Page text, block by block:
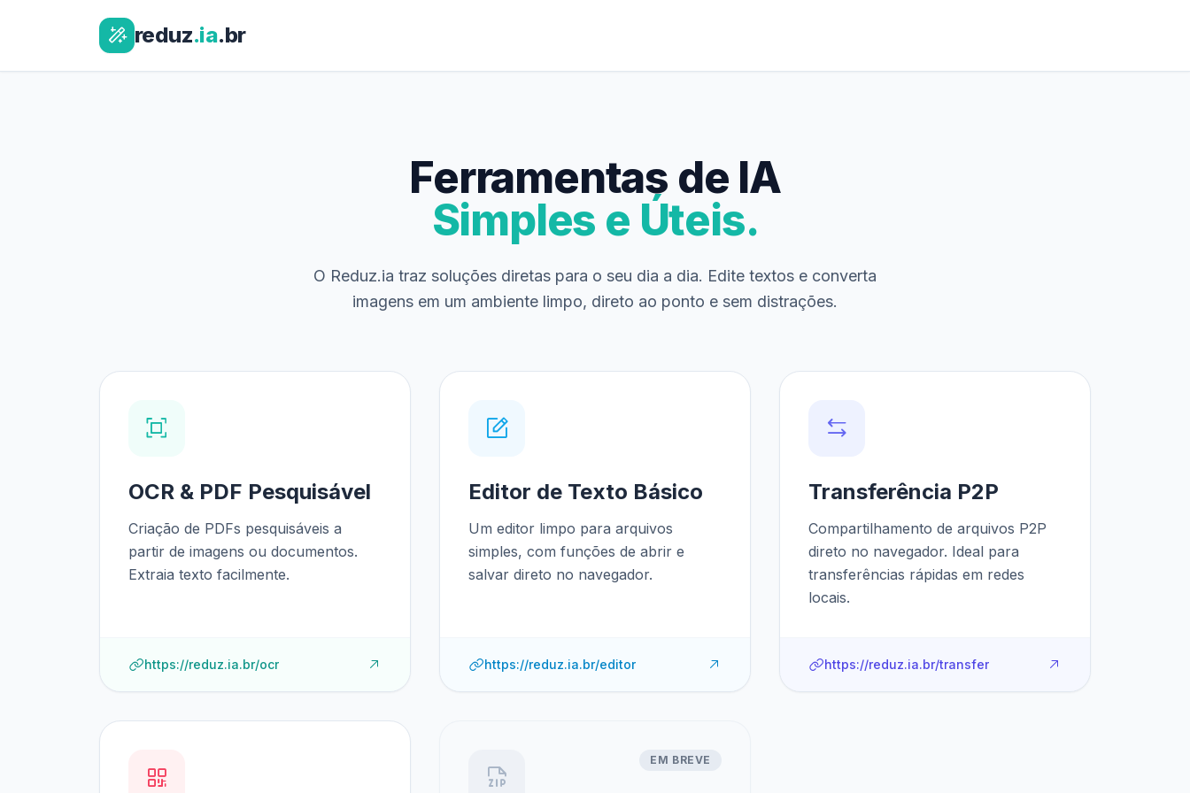
reduz.ia.br
Ferramentas de IA
Simples e Úteis.
O Reduz.ia traz soluções diretas para o seu dia a dia. Edite textos e converta
imagens em um ambiente limpo, direto ao ponto e sem distrações.
OCR & PDF Pesquisável
Criação de PDFs pesquisáveis a
partir de imagens ou documentos.
Extraia texto facilmente.
https://reduz.ia.br/ocr
Editor de Texto Básico
Um editor limpo para arquivos
simples, com funções de abrir e
salvar direto no navegador.
https://reduz.ia.br/editor
Transferência P2P
Compartilhamento de arquivos P2P
direto no navegador. Ideal para
transferências rápidas em redes
locais.
https://reduz.ia.br/transfer
EM BREVE